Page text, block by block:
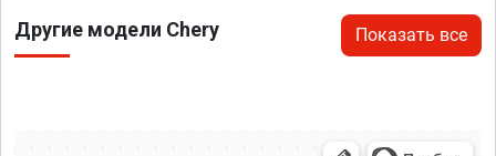
Другие модели Chery Показать все